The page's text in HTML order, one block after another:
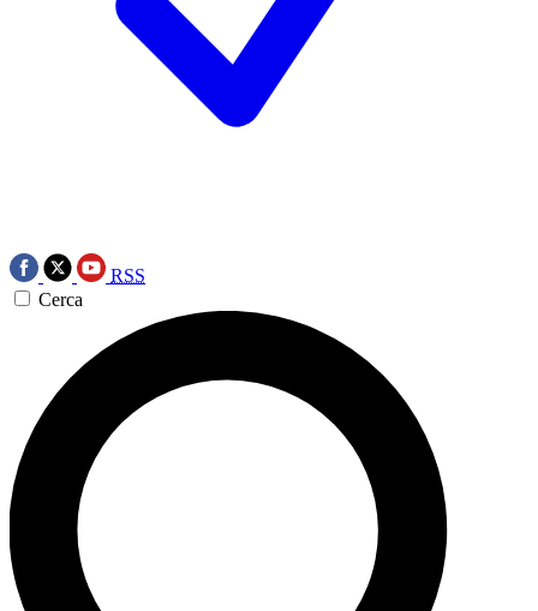
RSS
Cerca